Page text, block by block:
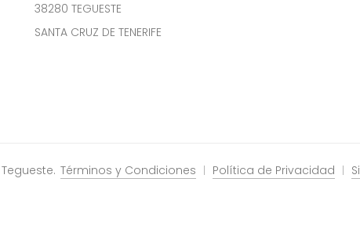
38280 TEGUESTE
SANTA CRUZ DE TENERIFE
Términos y Condiciones Política de Privacidad